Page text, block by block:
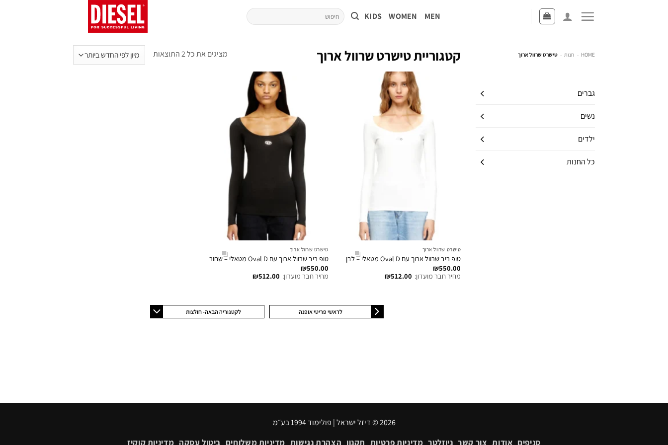
MEN
WOMEN
KIDS
HOME
- חנות - טישרט שרוול ארוך מציגים את כל ⁦2⁩ התוצאות
גברים
נשים
ילדים
כל החנות
קטגוריית טישרט שרוול ארוך
טישרט שרוול ארוך
טופ ריב שרוול ארוך עם Oval D מטאלי – לבן
₪550.00
מחיר חבר מועדון:
₪512.00
טישרט שרוול ארוך
טופ ריב שרוול ארוך עם Oval D מטאלי – שחור
₪550.00
מחיר חבר מועדון:
₪512.00
לקטגוריה הבאה- חולצות לראשי פריטי אופנה
2026 © דיזל ישראל | פולימוד 1994 בע״מ
סניפים אודות צור קשר ניוזלטר מדיניות פרטיות תקנון הצהרת נגישות מדיניות משלוחים ביטול עסקה מדיניות קוקיז